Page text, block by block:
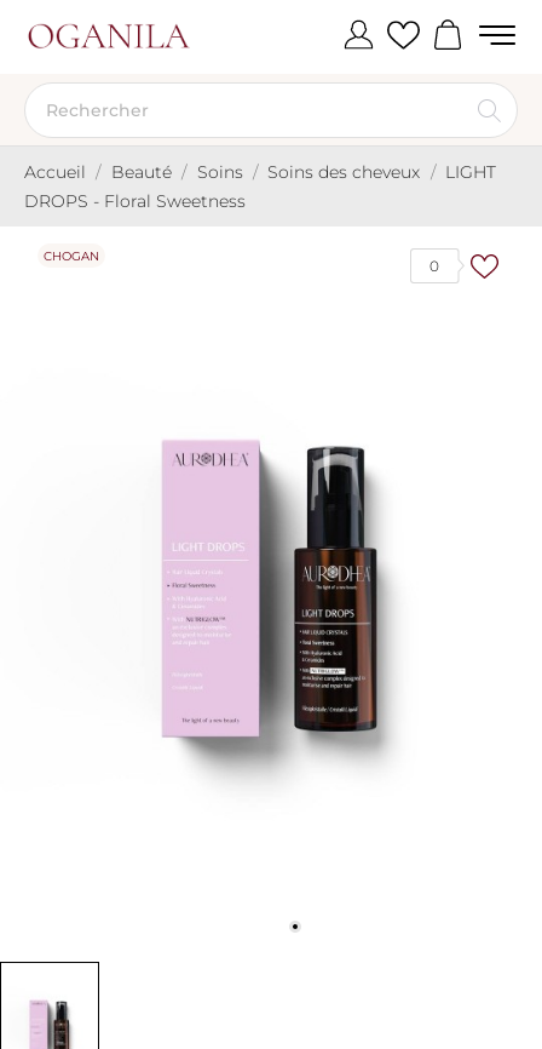
Accueil Beauté Soins Soins des cheveux
LIGHT
DROPS - Floral Sweetness
0
CHOGAN